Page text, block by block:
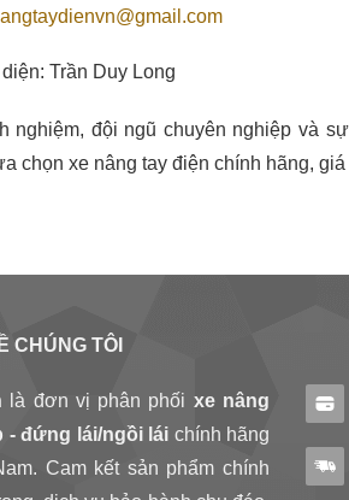
Trần Duy Long
đội ngũ chuyên nghiệp và
chọn xe nâng tay điện chính hãng, giá
CHÚNG TÔI
là đơn vị phân phối xe nâng
- đứng lái/ngồi lái chính hãng
Cam kết sản phẩm chính